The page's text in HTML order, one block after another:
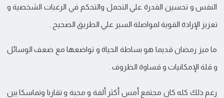
النفس و تحسين القدرة علي التحمل والتحكم في الرغبات الشخصية و
تعزيز الإرادة القوية لمواصلة السير علي الطريق الصحيح .
ما ميز رمضان قديما هو بساطة الحياة و تواضعها مع ضعف الوسائل
و قلة الإمكانيات و قساوة الظروف .
رغم ذلك كله كان مجتمع أمس أكثر ألفة و محبة و تقاربا وتماسكا بين